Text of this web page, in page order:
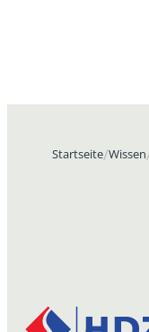
Startseite Wissen